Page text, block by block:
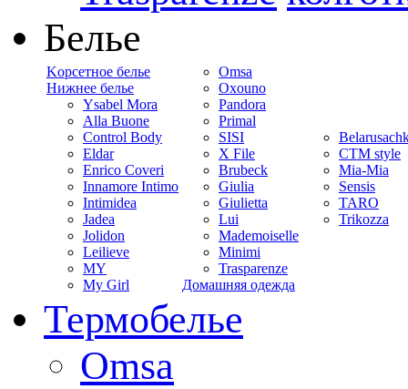
Белье
Kорсетное белье
Нижнее белье
Ysabel Mora
Alla Buone
Control Body
Eldar
Enrico Coveri
Innamore Intimo
Intimidea
Jadea
Jolidon
Leilieve
MY
My Girl
Omsa
Oxouno
Pandora
Primal
SISI
X File
Brubeck
Giulia
Giulietta
Lui
Mademoiselle
Minimi
Trasparenze
Домашняя одежда
CTM style
Mia-Mia
Sensis
TARO
Trikozza
Термобелье
Omsa